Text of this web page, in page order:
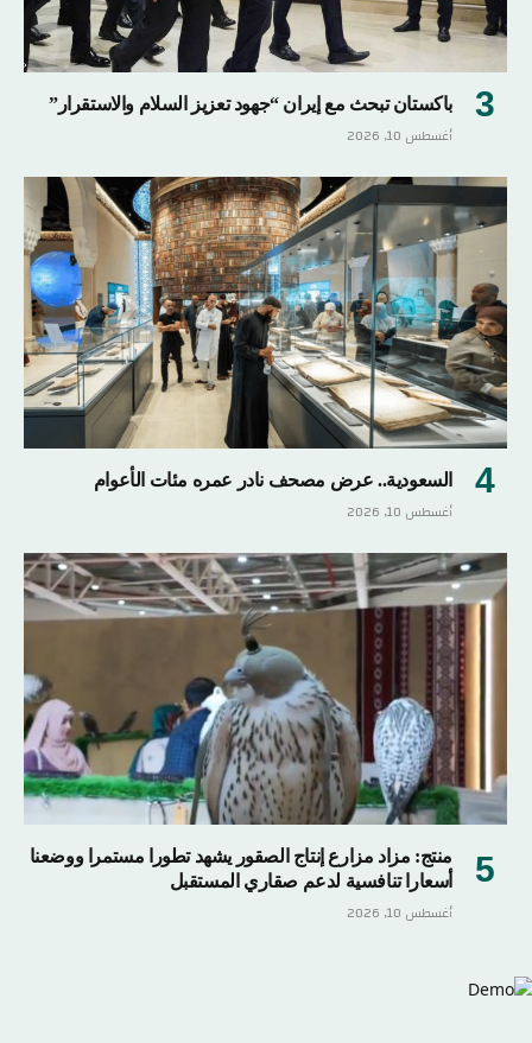
باكستان تبحث مع إيران “جهود تعزيز السلام والاستقرار”
أغسطس 10, 2026
السعودية.. عرض مصحف نادر عمره مئات الأعوام
أغسطس 10, 2026
منتج: مزاد مزارع إنتاج الصقور يشهد تطورا مستمرا ووضعنا
أسعارا تنافسية لدعم صقاري المستقبل
أغسطس 10, 2026